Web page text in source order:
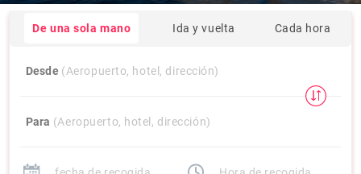
De una sola mano Ida y vuelta Cada hora
Desde (Aeropuerto, hotel, dirección)
Para (Aeropuerto, hotel, dirección)